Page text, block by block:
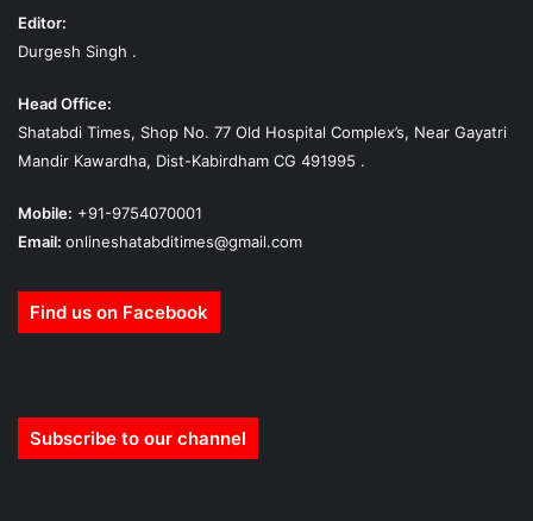
Editor:
Durgesh Singh .
Head Office:
Shatabdi Times, Shop No. 77 Old Hospital Complex’s, Near Gayatri
Mandir Kawardha, Dist-Kabirdham CG 491995 .
Mobile: +91-9754070001
Email: onlineshatabditimes@gmail.com
Find us on Facebook
Subscribe to our channel